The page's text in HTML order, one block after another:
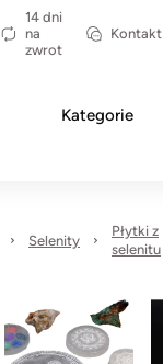
14 dni
na
zwrot
Kontakt
Kategorie
Selenity
Płytki z
selenitu